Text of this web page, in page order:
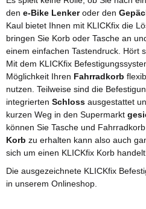
den e-Bike Lenkeroder den
Kaul bietet Ihnen mit KLICKfix die
bringen Sie Korb oder Tasche an
einem einfachen Tastendruck. Hört
Mit dem KLICKfix
Möglichkeit Ihren Fahrradkorb
nutzen. Teilweise sind die
integrierten Schloss ausgestattet
kurzen Weg in den Supermarkt
können Sie Tasche und
Korb zu erhalten kann also auch
sich um einen KLICKfix Korb
Die ausgezeichnete KLICKfix
in unserem Onlineshop.